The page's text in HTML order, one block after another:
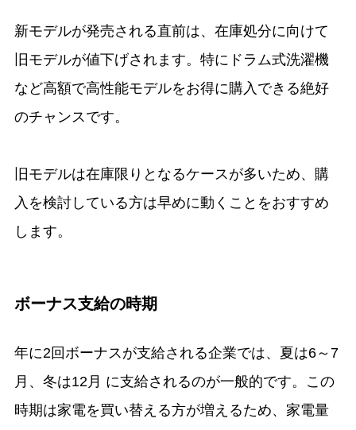
新モデルが発売される直前は、在庫処分に向けて
旧モデルが値下げされます。特にドラム式洗濯機
など高額で高性能モデルをお得に購入できる絶好
のチャンスです。
旧モデルは在庫限りとなるケースが多いため、購
入を検討している方は早めに動くことをおすすめ
します。
ボーナス支給の時期
年に2回ボーナスが支給される企業では、夏は6～7
月、冬は12月 に支給されるのが一般的です。この
時期は家電を買い替える方が増えるため、家電量